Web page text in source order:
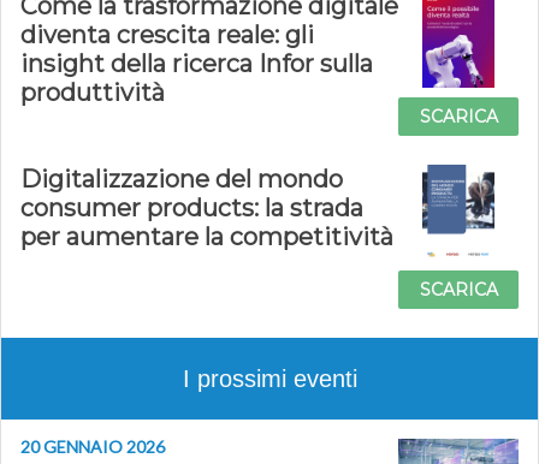
Come la trasformazione digitale
diventa crescita reale: gli
insight della ricerca Infor sulla
produttività
SCARICA
Digitalizzazione del mondo
consumer products: la strada
per aumentare la competitività
SCARICA
I prossimi eventi
20 GENNAIO 2026